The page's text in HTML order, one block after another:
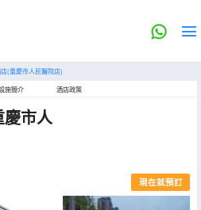
(重慶市人民醫院店)
施簡介 酒店政策
市人
現在就預訂